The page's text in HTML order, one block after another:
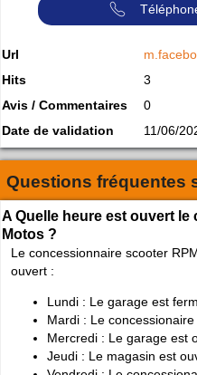
Url
Hits
3
Avis / Commentaires
0
Date de validation
11/06/
Questions fréquentes
A Quelle heure est ouvert
Motos ?
Le concessionnaire scooter
ouvert :
Lundi : Le garage est
Mardi : Le
Mercredi : Le garage est
Jeudi : Le magasin est